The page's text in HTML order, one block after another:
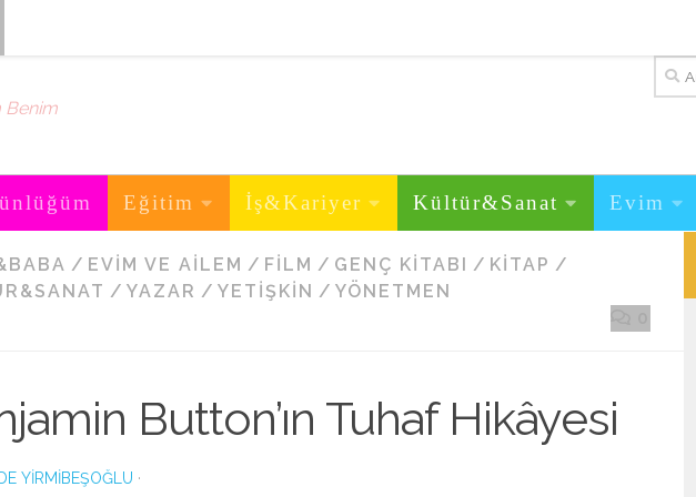
Benim
Arama:
Eğitim İş&Kariyer Kültür&Sanat Evim
/ EVIM VE AILEM / FILM / GENÇ KITABI / KITAP /
/ YAZAR / YETIŞKIN / YÖNETMEN
Button’ın Tuhaf Hikâyesi
YIRMIBEŞOĞLU ·